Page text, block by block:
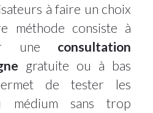
à faire un choix
méthode consiste à
une consultation
gratuite ou à bas
de tester les
médium sans trop